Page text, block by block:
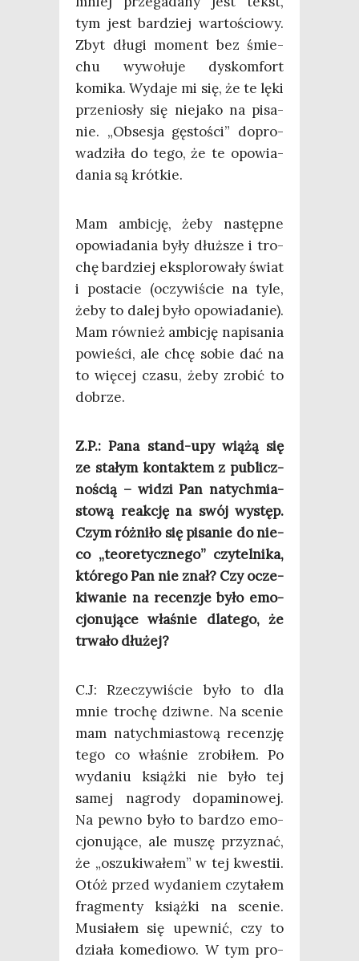
tym jest bar­dziej war­to­ścio­wy.
Zbyt dłu­gi moment bez śmie­
chu wywo­łu­je dys­kom­fort
komi­ka. Wyda­je mi się, że te lęki
prze­nio­sły się nie­ja­ko na pisa­
nie. „Obse­sja gęsto­ści” dopro­
wa­dzi­ła do tego, że te opo­wia­
da­nia są krótkie.
Mam ambi­cję, żeby następ­ne
opo­wia­da­nia były dłuż­sze i tro­
chę bar­dziej eks­plo­ro­wa­ły świat
i posta­cie (oczy­wi­ście na tyle,
żeby to dalej było opo­wia­da­nie).
Mam rów­nież ambi­cję napi­sa­nia
powie­ści, ale chcę sobie dać na
to wię­cej cza­su, żeby zro­bić to
dobrze.
Z.P.: Pana stand-upy wią­żą się
ze sta­łym kon­tak­tem z publicz­
no­ścią – widzi Pan natych­mia­
sto­wą reak­cję na swój występ.
Czym róż­ni­ło się pisa­nie do nie­
co „teo­re­tycz­ne­go” czy­tel­ni­ka,
któ­re­go Pan nie znał? Czy ocze­
ki­wa­nie na recen­zje było emo­
cjo­nu­ją­ce wła­śnie dla­te­go, że
trwa­ło dłużej?
C.J: Rze­czy­wi­ście było to dla
mnie tro­chę dziw­ne. Na sce­nie
mam natych­mia­sto­wą recen­zję
tego co wła­śnie zro­bi­łem. Po
wyda­niu książ­ki nie było tej
samej nagro­dy dopa­mi­no­wej.
Na pew­no było to bar­dzo emo­
cjo­nu­ją­ce, ale muszę przy­znać,
że „oszu­ki­wa­łem” w tej kwe­stii.
Otóż przed wyda­niem czy­ta­łem
frag­men­ty książ­ki na sce­nie.
Musia­łem się upew­nić, czy to
dzia­ła kome­dio­wo. W tym pro­